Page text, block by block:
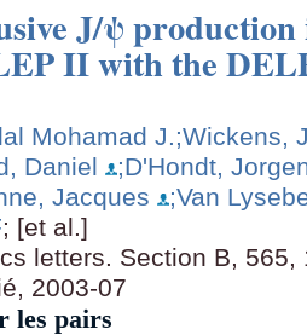
J/ψ
II with the
Mohamad J.;Wickens,
Daniel
;D'Hondt,
Jacques
;Van
; [et al.]
letters. Section B, 565,
2003-07
les pairs